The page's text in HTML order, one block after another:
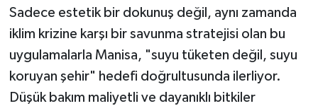
Sadece estetik bir dokunuş değil, aynı zamanda
iklim krizine karşı bir savunma stratejisi olan bu
uygulamalarla Manisa, "suyu tüketen değil, suyu
koruyan şehir" hedefi doğrultusunda ilerliyor.
Düşük bakım maliyetli ve dayanıklı bitkiler